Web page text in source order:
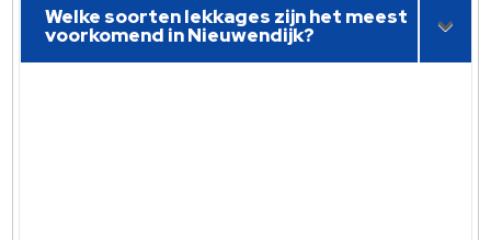
Welke soorten lekkages zijn het meest
voorkomend in Nieuwendijk?